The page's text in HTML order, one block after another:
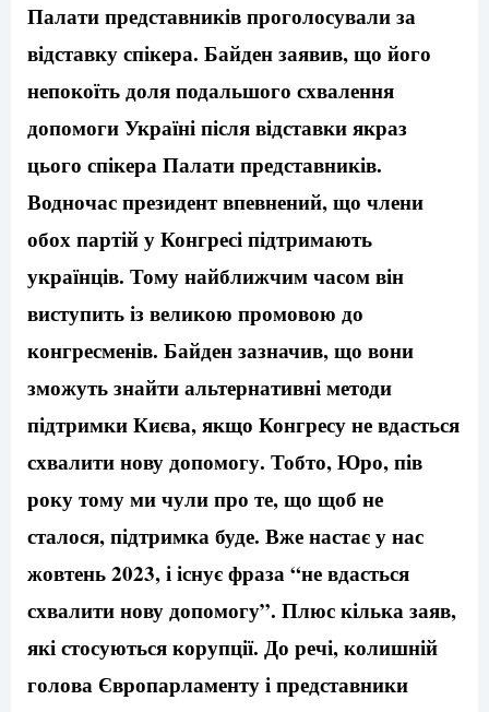
Палати представників проголосували за
відставку спікера. Байден заявив, що його
непокоїть доля подальшого схвалення
допомоги Україні після відставки якраз
цього спікера Палати представників.
Водночас президент впевнений, що члени
обох партій у Конгресі підтримають
українців. Тому найближчим часом він
виступить із великою промовою до
конгресменів. Байден зазначив, що вони
зможуть знайти альтернативні методи
підтримки Києва, якщо Конгресу не вдасться
схвалити нову допомогу. Тобто, Юро, пів
року тому ми чули про те, що щоб не
сталося, підтримка буде. Вже настає у нас
жовтень 2023, і існує фраза “не вдасться
схвалити нову допомогу”. Плюс кілька заяв,
які стосуються корупції. До речі, колишній
голова Європарламенту і представники